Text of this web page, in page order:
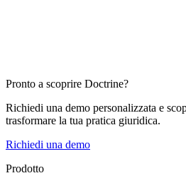
Pronto a scoprire Doctrine?
Richiedi una demo personalizzata e
trasformare la tua pratica giuridica.
Richiedi una demo
Prodotto